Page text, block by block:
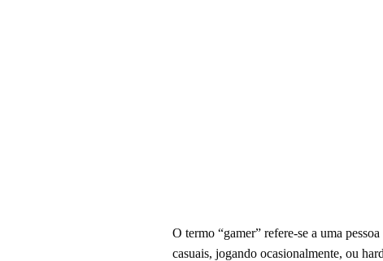
O termo “gamer” refere-se a uma
casuais, jogando ocasionalmente, ou